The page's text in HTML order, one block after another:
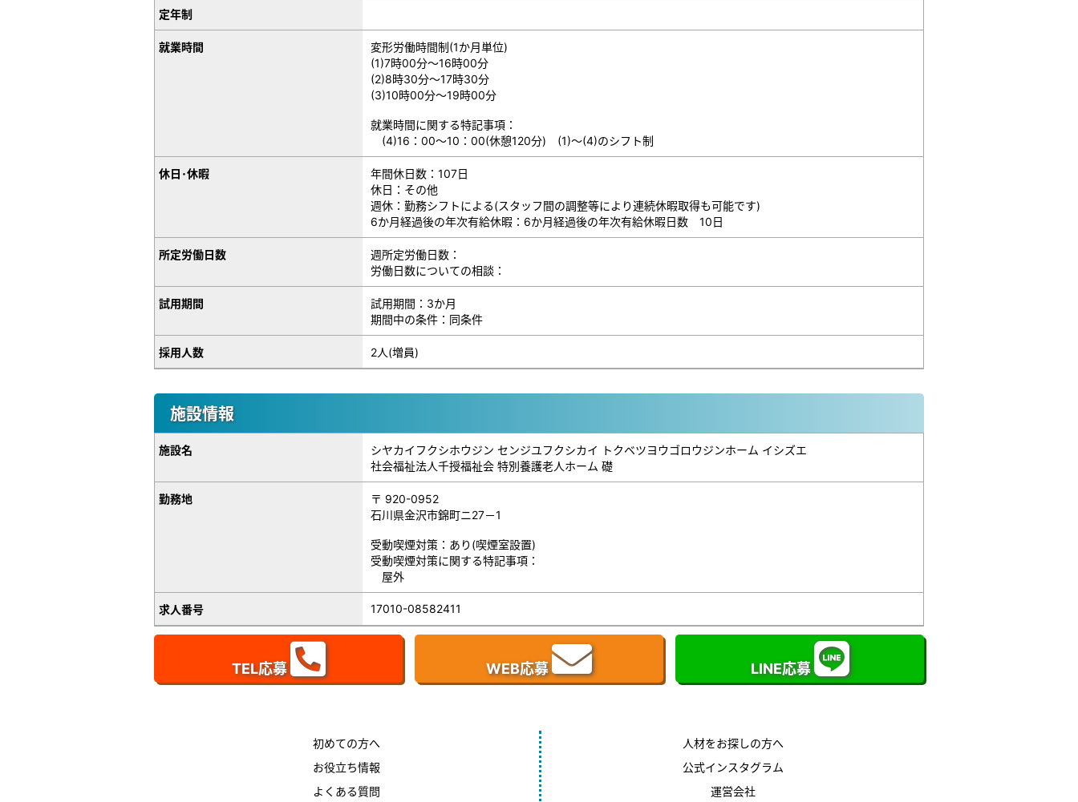
定年制
就業時間
変形労働時間制(1か月単位)
(1)7時00分～16時00分
(2)8時30分～17時30分
(3)10時00分～19時00分
就業時間に関する特記事項：
(4)16：00～10：00(休憩120分) (1)～(4)のシフト制
休日･休暇
年間休日数：107日
休日：その他
週休：勤務シフトによる(スタッフ間の調整等により連続休暇取得も可能です)
6か月経過後の年次有給休暇：6か月経過後の年次有給休暇日数 10日
所定労働日数
週所定労働日数：
労働日数についての相談：
試用期間
試用期間：3か月
期間中の条件：同条件
採用人数 2人(増員)
施設情報
施設名
シヤカイフクシホウジン センジユフクシカイ トクベツヨウゴロウジンホーム イシズエ
社会福祉法人千授福祉会 特別養護老人ホーム 礎
勤務地
〒 920-0952
石川県金沢市錦町ニ27－1
受動喫煙対策：あり(喫煙室設置)
受動喫煙対策に関する特記事項：
屋外
求人番号 17010-08582411
TEL応募 WEB応募 LINE応募
初めての方へ
お役立ち情報
よくある質問
人材をお探しの方へ
公式インスタグラム
運営会社